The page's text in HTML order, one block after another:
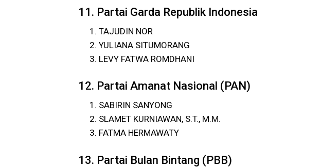
11. Partai Garda Republik Indonesia
TAJUDIN NOR
YULIANA SITUMORANG
LEVY FATWA ROMDHANI
12. Partai Amanat Nasional (PAN)
SABIRIN SANYONG
SLAMET KURNIAWAN, S.T., M.M.
FATMA HERMAWATY
13. Partai Bulan Bintang (PBB)